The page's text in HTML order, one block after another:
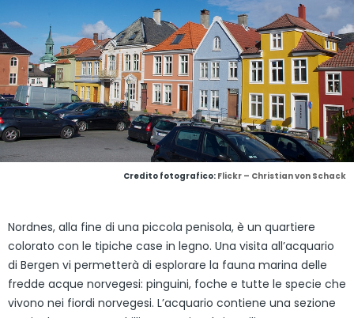
Credito fotografico: Flickr – Christian von Schack
Nordnes, alla fine di una piccola penisola, è un quartiere
colorato con le tipiche case in legno. Una visita all’acquario
di Bergen vi permetterà di esplorare la fauna marina delle
fredde acque norvegesi: pinguini, foche e tutte le specie che
vivono nei fiordi norvegesi. L’acquario contiene una sezione